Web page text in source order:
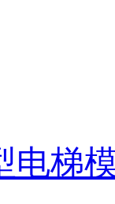
电梯